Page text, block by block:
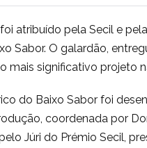
atribuído pela Secil e
Sabor. O galardão,
mais significativo projeto
do Baixo Sabor foi
coordenada por
Júri do Prémio Secil,